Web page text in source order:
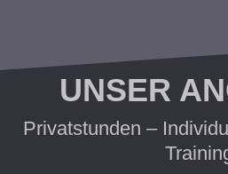
UNSER
Privatstunden –